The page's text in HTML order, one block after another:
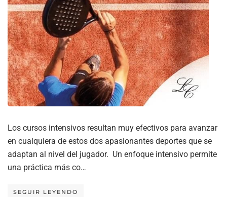
Los cursos intensivos resultan muy efectivos para avanzar
en cualquiera de estos dos apasionantes deportes que se
adaptan al nivel del jugador. Un enfoque intensivo permite
una práctica más co…
SEGUIR LEYENDO